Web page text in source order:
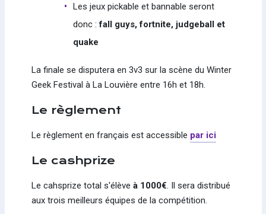
Les jeux pickable et bannable seront
donc :fall guys, fortnite, judgeball et
quake
La finale se disputera en 3v3 sur la scène du Winter
Geek Festival à La Louvière entre 16h et 18h.
Le règlement
Le règlement en français est accessible par ici
Le cashprize
Le cahsprize total s'élève à 1000€. Il sera distribué
aux trois meilleurs équipes de la compétition.